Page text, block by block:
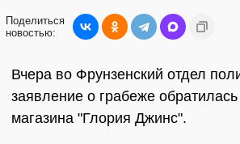
Поделиться
новостью:
Вчера во Фрунзенский отдел
заявление о грабеже
магазина "Глория Джинс".